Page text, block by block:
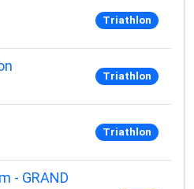
Triathlon
Triathlon
Triathlon
- GRAND